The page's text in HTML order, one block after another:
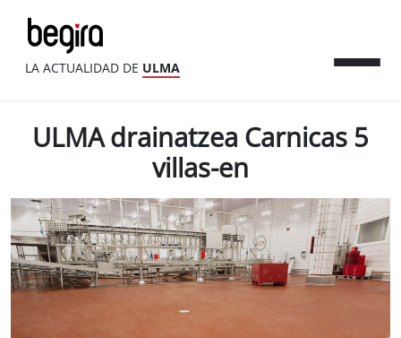
LA ACTUALIDAD DE ULMA
ULMA drainatzea Carnicas 5
villas-en